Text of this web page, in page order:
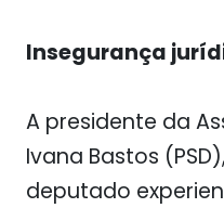
Insegurança
A presidente da
Ivana Bastos
deputado